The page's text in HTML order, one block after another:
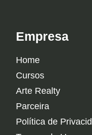
Empresa
Home
Cursos
Arte Realty
Parceira
Política de